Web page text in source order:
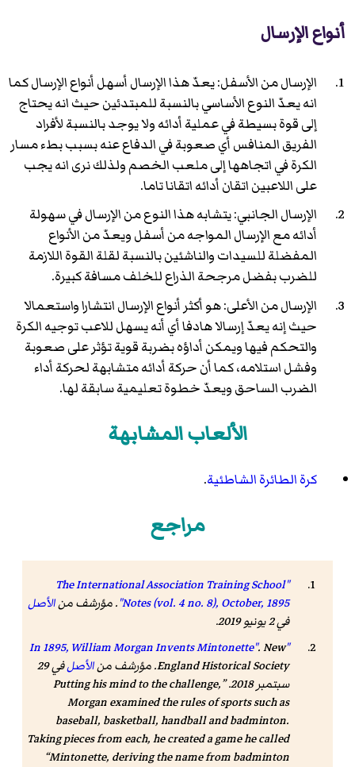
أنواع الإرسال
الإرسال من الأسفل: يعدّ هذا الإرسال أسهل أنواع الإرسال كما
انه يعدّ النوع الأساسي بالنسبة للمبتدئين حيث انه يحتاج
إلى قوة بسيطة في عملية أدائه ولا يوجد بالنسبة لأفراد
الفريق المنافس أي صعوبة في الدفاع عنه بسبب بطء مسار
الكرة في اتجاهها إلى ملعب الخصم ولذلك نرى انه يجب
على اللاعبين اتقان أدائه اتقانا تاما.
الإرسال الجانبي: يتشابه هذا النوع من الإرسال في سهولة
أدائه مع الإرسال المواجه من أسفل ويعدّ من الأنواع
المفضلة للسيدات والناشئين بالنسبة لقلة القوة اللازمة
للضرب بفضل مرجحة الذراع للخلف مسافة كبيرة.
الإرسال من الأعلى: هو أكثر أنواع الإرسال انتشارا واستعمالا
حيث إنه يعدّ إرسالا هادفا أي أنه يسهل للاعب توجيه الكرة
والتحكم فيها ويمكن أداؤه بضربة قوية تؤثر على صعوبة
وفشل استلامه، كما أن حركة أدائه متشابهة لحركة أداء
الضرب الساحق ويعدّ خطوة تعليمية سابقة لها.
الألعاب المشابهة
كرة الطائرة الشاطئية.
مراجع
"The International Association Training School
Notes (vol. 4 no. 8), October, 1895" . مؤرشف منالأصل
في 2 يونيو 2019.
"In 1895, William Morgan Invents Mintonette"
. New
England Historical Society. مؤرشف من
الأصل
في 29
سبتمبر 2018
.
Putting his mind to the challenge,
Morgan examined the rules of sports such as
baseball, basketball, handball and badminton.
Taking pieces from each, he created a game he called
Mintonette, deriving the name from badminton